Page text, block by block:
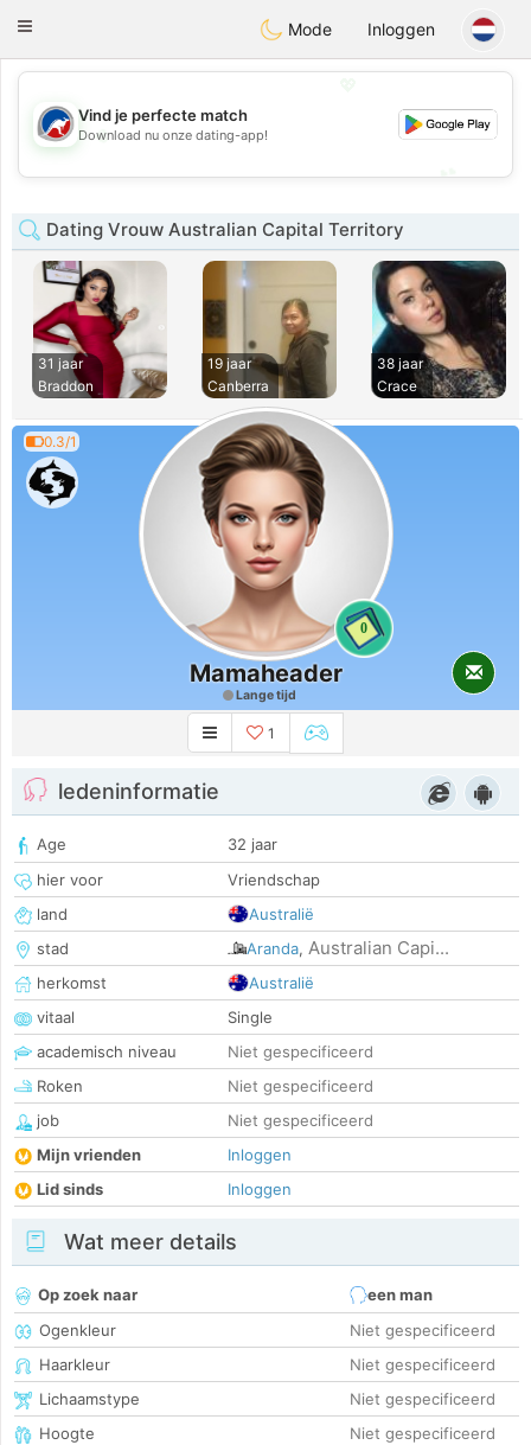
AustraliaChat
Toggle
Mode Inloggen
💖
💕
Vind je perfecte match
Download nu onze dating-app!
Dating Vrouw Australian Capital Territory
31 jaar
Braddon
19 jaar
Canberra
38 jaar
Crace
0.3/1
0
Mamaheader
Lange tijd
1
ledeninformatie
Age
32 jaar
hier voor
Vriendschap
land
Australië
stad
Aranda, Australian Capi...
herkomst
Australië
vitaal
Single
academisch niveau
Niet gespecificeerd
Roken
Niet gespecificeerd
job
Niet gespecificeerd
Mijn vrienden
Inloggen
Lid sinds
Inloggen
Wat meer details
Op zoek naar
een man
Ogenkleur
Niet gespecificeerd
Haarkleur
Niet gespecificeerd
Lichaamstype
Niet gespecificeerd
Hoogte
Niet gespecificeerd